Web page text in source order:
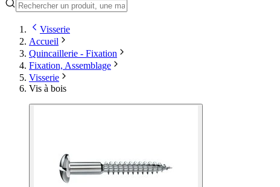
Visserie
Accueil
Quincaillerie - Fixation
Fixation, Assemblage
Visserie
Vis à bois